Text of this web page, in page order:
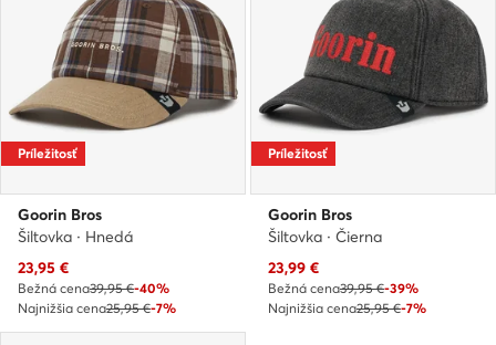
Príležitosť
Goorin Bros
Šiltovka · Hnedá
Aktuálna cena
23,95 €
Bežná cena39,95 €-40%
Najnižšia cena25,95 €-7%
Príležitosť
Goorin Bros
Šiltovka · Čierna
Aktuálna cena
23,99 €
Bežná cena39,95 €-39%
Najnižšia cena25,95 €-7%